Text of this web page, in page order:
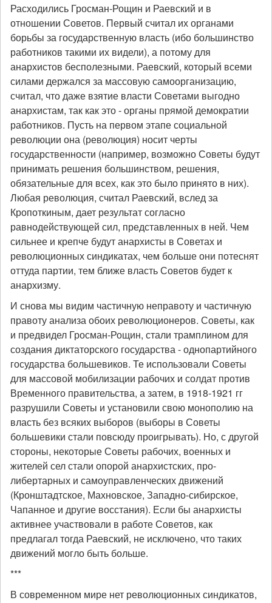
Расходились Гросман-Рощин и Раевский и в
отношении Советов. Первый считал их органами
борьбы за государственную власть (ибо большинство
работников такими их видели), а потому для
анархистов бесполезными. Раевский, который всеми
силами держался за массовую самоорганизацию,
считал, что даже взятие власти Советами выгодно
анархистам, так как это - органы прямой демократии
работников. Пусть на первом этапе социальной
революции она (революция) носит черты
государственности (например, возможно Советы будут
принимать решения большинством, решения,
обязательные для всех, как это было принято в них).
Любая революция, считал Раевский, вслед за
Кропоткиным, дает результат согласно
равнодействующей сил, представленных в ней. Чем
сильнее и крепче будут анархисты в Советах и
революционных синдикатах, чем больше они потеснят
оттуда партии, тем ближе власть Советов будет к
анархизму.
И снова мы видим частичную неправоту и частичную
правоту анализа обоих революционеров. Советы, как
и предвидел Гросман-Рощин, стали трамплином для
создания диктаторского государства - однопартийного
государства большевиков. Те использовали Советы
для массовой мобилизации рабочих и солдат против
Временного правительства, а затем, в 1918-1921 гг
разрушили Советы и установили свою монополию на
власть без всяких выборов (выборы в Советы
большевики стали повсюду проигрывать). Но, с другой
стороны, некоторые Советы рабочих, военных и
жителей сел стали опорой анархистских, про-
либертарных и самоуправленческих движений
(Кронштадтское, Махновское, Западно-сибирское,
Чапанное и другие восстания). Если бы анархисты
активнее участвовали в работе Советов, как
предлагал тогда Раевский, не исключено, что таких
движений могло быть больше.
***
В современном мире нет революционных синдикатов,